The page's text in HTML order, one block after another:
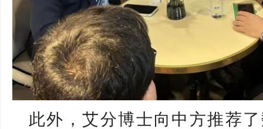
此外，艾分博士向中方推荐